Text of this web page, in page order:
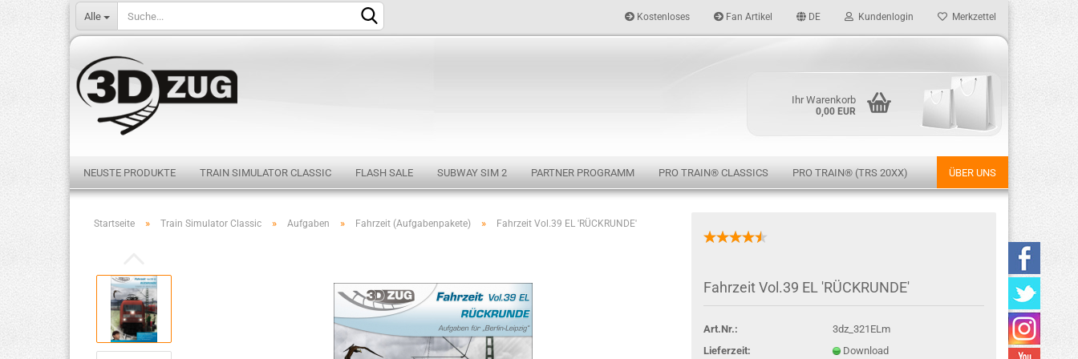
Kostenloses Fan Artikel DE Kundenlogin
Passwort vergessen?
Merkzettel
Alle
Ihr Warenkorb
0,00 EUR
NEUSTE PRODUKTE TRAIN SIMULATOR CLASSIC FLASH SALE SUBWAY SIM 2 PARTNER PROGRAMM PRO TRAIN® CLASSICS PRO TRAIN® (TRS 20XX) ÜBER UNS
Startseite » Train Simulator Classic » Aufgaben » Fahrzeit (Aufgabenpakete) » Fahrzeit Vol.39 EL 'RÜCKRUNDE'
Fahrzeit Vol.39 EL 'RÜCKRUNDE'
Art.Nr.:
3dz_321ELm
Lieferzeit:
Download